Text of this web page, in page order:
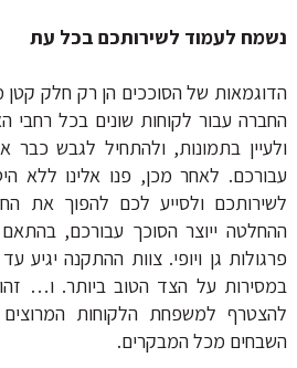
נשמח לעמוד לשירותכם בכל עת
הדוגמאות של הסוככים הן רק חלק קטן
החברה עבור לקוחות שונים בכל רחבי
ולעיין בתמונות, ולהתחיל לגבש כבר
עבורכם. לאחר מכן, פנו אלינו ללא
לשירותכם ולסייע לכם להפוך את
ההחלטה ייוצר הסוכך עבורכם,
פרגולות גן ויופי. צוות ההתקנה יגיע
במסירות על הצד הטוב ביותר. ו…
להצטרף למשפחת הלקוחות
השבחים מכל המבקרים.